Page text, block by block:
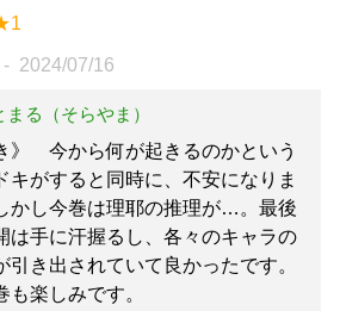
2024/07/16
まる（そらやま）
》 今から何が起きるのかという
キがすると同時に、不安になりま
かし今巻は理耶の推理が…。最後
は手に汗握るし、各々のキャラの
引き出されていて良かったです。
も楽しみです。